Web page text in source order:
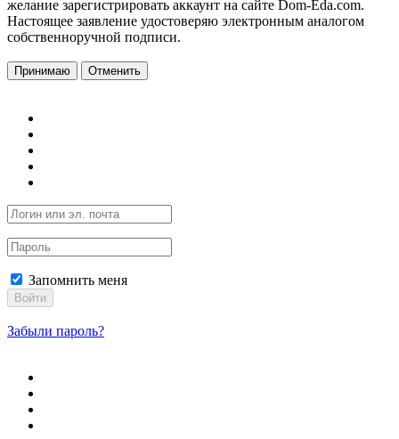
желание зарегистрировать аккаунт на сайте Dom-Eda.com.
Настоящее заявление удостоверяю электронным аналогом
собственноручной подписи.
Принимаю Отменить
Запомнить меня
Войти
Забыли пароль?